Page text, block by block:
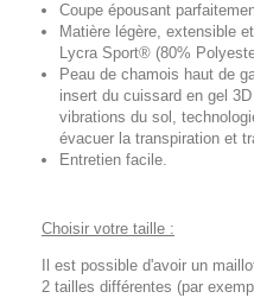
Coupe épousant
Matière légère, extensible
Lycra Sport® (80%
Peau de chamois haut de
insert du cuissard en gel
vibrations du sol,
évacuer la transpiration et
Entretien facile.
Choisir votre taille :
Il est possible d'avoir un
2 tailles différentes (par